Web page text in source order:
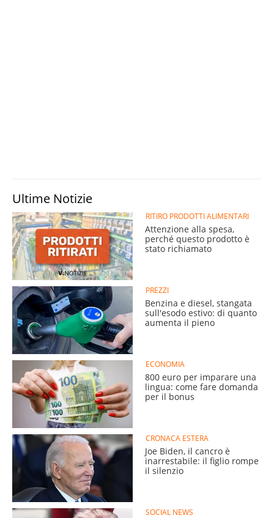
Ultime Notizie
RITIRO PRODOTTI ALIMENTARI
Attenzione alla spesa,
perché questo prodotto è
stato richiamato
PREZZI
Benzina e diesel, stangata
sull'esodo estivo: di quanto
aumenta il pieno
ECONOMIA
800 euro per imparare una
lingua: come fare domanda
per il bonus
CRONACA ESTERA
Joe Biden, il cancro è
inarrestabile: il figlio rompe
il silenzio
SOCIAL NEWS